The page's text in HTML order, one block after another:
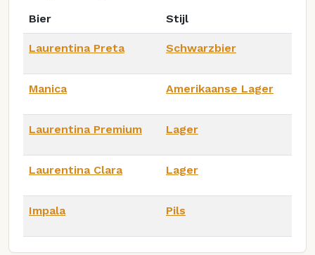
Bier Stijl
Laurentina Preta Schwarzbier
Manica Amerikaanse Lager
Laurentina Premium Lager
Laurentina Clara Lager
Impala Pils